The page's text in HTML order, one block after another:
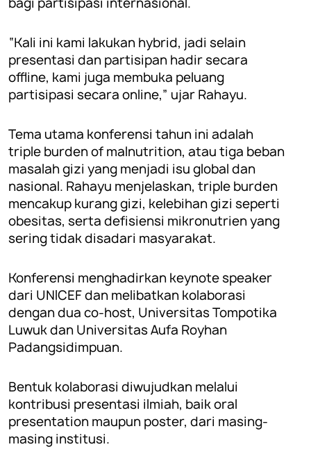
“Kali ini kami lakukan hybrid, jadi selain
presentasi dan partisipan hadir secara
offline, kami juga membuka peluang
partisipasi secara online,” ujar Rahayu.
Tema utama konferensi tahun ini adalah
triple burden of malnutrition, atau tiga beban
masalah gizi yang menjadi isu global dan
nasional. Rahayu menjelaskan, triple burden
mencakup kurang gizi, kelebihan gizi seperti
obesitas, serta defisiensi mikronutrien yang
sering tidak disadari masyarakat.
Konferensi menghadirkan keynote speaker
dari UNICEF dan melibatkan kolaborasi
dengan dua co-host, Universitas Tompotika
Luwuk dan Universitas Aufa Royhan
Padangsidimpuan.
Bentuk kolaborasi diwujudkan melalui
kontribusi presentasi ilmiah, baik oral
presentation maupun poster, dari masing-
masing institusi.